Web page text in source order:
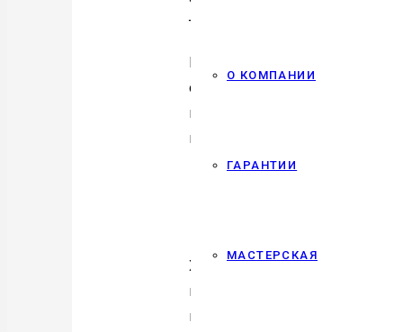
О КОМПАНИИ
ГАРАНТИИ
МАСТЕРСКАЯ
точно так же.
Многие боятся, что за
одна из самых больших
изнутри, от выбора дерева до
вещь. Он будет гордиться
Главный
Хотите узнать,как выбрать
каталога. Что он любит? Чем
предметом, а продолжением